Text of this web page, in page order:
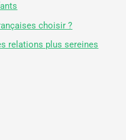
choisir ?
relations plus sereines